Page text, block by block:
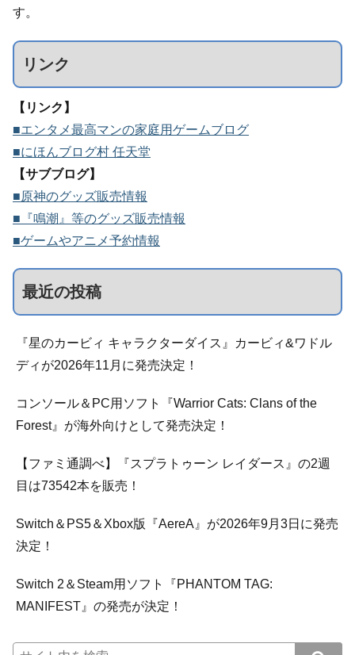
す。
リンク
【リンク】
■エンタメ最高マンの家庭用ゲームブログ
■にほんブログ村 任天堂
【サブブログ】
■原神のグッズ販売情報
■『鳴潮』等のグッズ販売情報
■ゲームやアニメ予約情報
最近の投稿
『星のカービィ キャラクターダイス』カービィ&ワドル
ディが2026年11月に発売決定！
コンソール＆PC用ソフト『Warrior Cats: Clans of the
Forest』が海外向けとして発売決定！
【ファミ通調べ】『スプラトゥーン レイダース』の2週
目は73542本を販売！
Switch＆PS5＆Xbox版『AereA』が2026年9月3日に発売
決定！
Switch 2＆Steam用ソフト『PHANTOM TAG:
MANIFEST』の発売が決定！